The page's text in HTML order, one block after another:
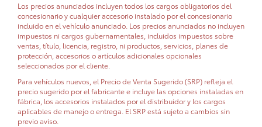
Los precios anunciados incluyen todos los cargos obligatorios del
concesionario y cualquier accesorio instalado por el concesionario
incluido en el vehículo anunciado. Los precios anunciados no incluyen
impuestos ni cargos gubernamentales, incluidos impuestos sobre
ventas, título, licencia, registro, ni productos, servicios, planes de
protección, accesorios o artículos adicionales opcionales
seleccionados por el cliente.
Para vehículos nuevos, el Precio de Venta Sugerido (SRP) refleja el
precio sugerido por el fabricante e incluye las opciones instaladas en
fábrica, los accesorios instalados por el distribuidor y los cargos
aplicables de manejo o entrega. El SRP está sujeto a cambios sin
previo aviso.